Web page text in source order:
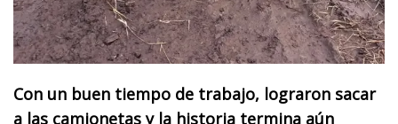
Con un buen tiempo de trabajo, lograron sacar
a las camionetas y la historia termina aún